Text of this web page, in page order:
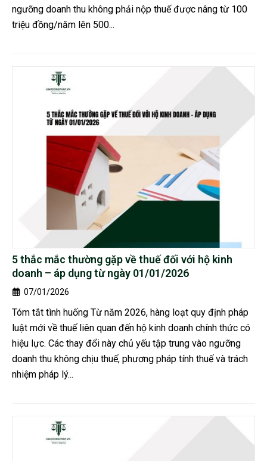
ngưỡng doanh thu không phải nộp thuế được nâng từ 100
triệu đồng/năm lên 500...
5 thắc mắc thường gặp về thuế đối với hộ kinh
doanh – áp dụng từ ngày 01/01/2026
07/01/2026
Tóm tắt tình huống Từ năm 2026, hàng loạt quy định pháp
luật mới về thuế liên quan đến hộ kinh doanh chính thức có
hiệu lực. Các thay đổi này chủ yếu tập trung vào ngưỡng
doanh thu không chịu thuế, phương pháp tính thuế và trách
nhiệm pháp lý...